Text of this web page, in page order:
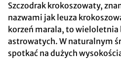
Szczodrak krokoszowaty,
nazwami jak leuza
korzeń marala, to wieloletnia
astrowatych. W naturalnym
spotkać na dużych